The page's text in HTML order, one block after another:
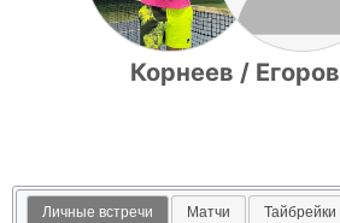
Корнеев / Егоров
Личные встречи Матчи Тайбрейки